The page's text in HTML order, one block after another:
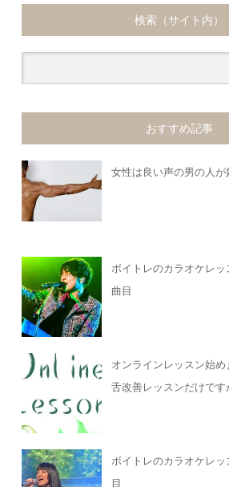
検索（サイト内）
おすすめ記事
女性は良い声の男の人が
ボイトレのカラオケレッ
曲目
オンラインレッスン始め
舌改善レッスンだけです
ボイトレのカラオケレッ
目